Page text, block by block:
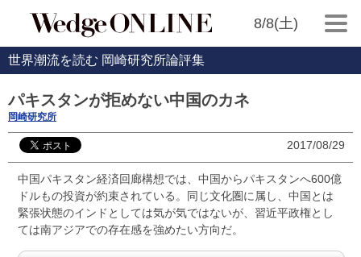
8/8(土)
世界潮流を読む 岡崎研究所論評集
パキスタンが拒めない中国のカネ
岡崎研究所
2017/08/29
中国パキスタン経済回廊構想では、中国からパキスタンへ600億
ドルもの投資が約束されている。同じ文化圏に属し、中国とは
緊張状態のインドとしては気が気ではないが、習近平政権とし
ては南アジアでの存在感を強めたい方向だ。